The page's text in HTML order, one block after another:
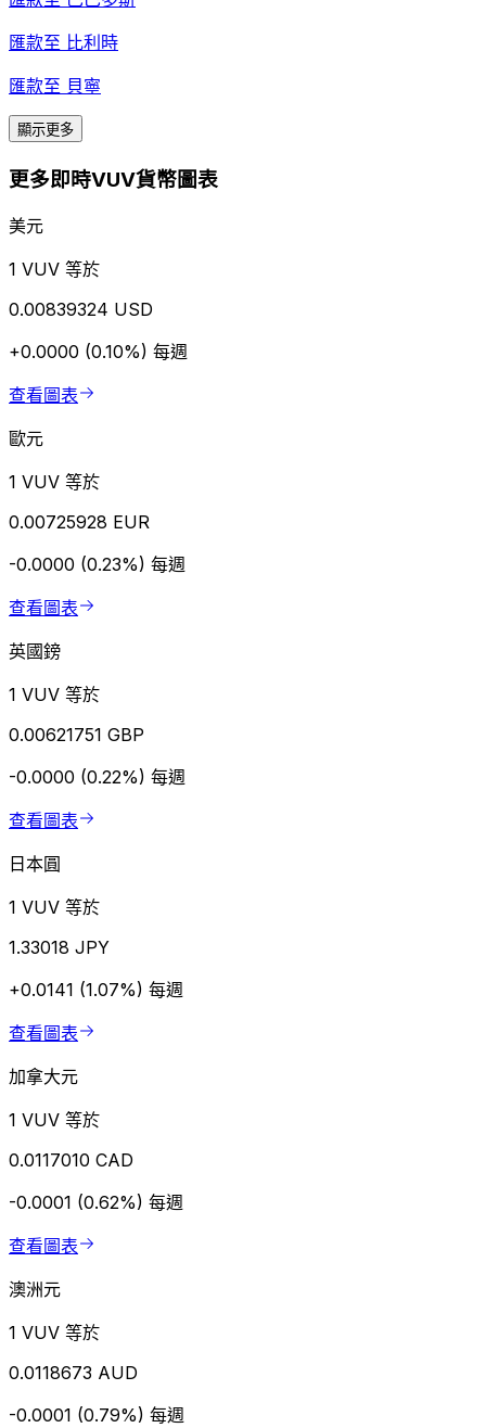
匯款至 比利時
匯款至 貝寧
顯示更多
更多即時VUV貨幣圖表
美元
1 VUV 等於
0.00839324 USD
+0.0000 (0.10%) 每週
查看圖表
歐元
1 VUV 等於
0.00725928 EUR
-0.0000 (0.23%) 每週
查看圖表
英國鎊
1 VUV 等於
0.00621751 GBP
-0.0000 (0.22%) 每週
查看圖表
日本圓
1 VUV 等於
1.33018 JPY
+0.0141 (1.07%) 每週
查看圖表
加拿大元
1 VUV 等於
0.0117010 CAD
-0.0001 (0.62%) 每週
查看圖表
澳洲元
1 VUV 等於
0.0118673 AUD
-0.0001 (0.79%) 每週